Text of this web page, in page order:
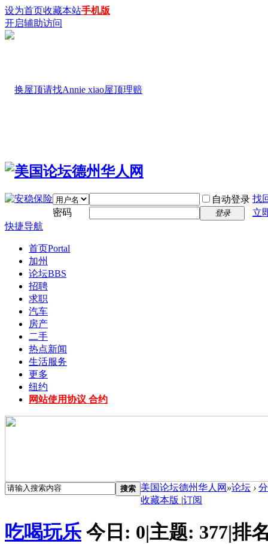
设为首页收藏本站手机版
开启辅助访问
自动登录 找
密码
登录
立
快捷导航
首页Portal
加州
论坛BBS
招聘
求职
汽车
房产
二手
热点新闻
生活服务
更多
纽约
网站使用协议 合约
搜索 美国论坛德州华人网 »论坛 ›
收藏本版 |订阅
吃喝玩乐 今日: 0|主题: 377|排